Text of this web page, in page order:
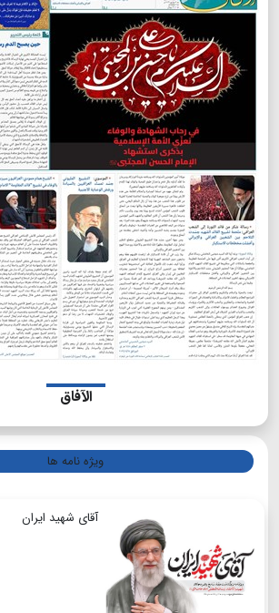
الآفاق
ویژه نامه ها
آقای شهید ایران